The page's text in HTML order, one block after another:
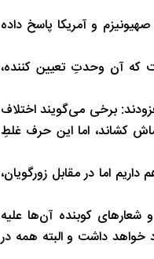
و آمریکا پاسخ داده
که آن وحدتِ تعیین کننده،‌
برخی می‌گویند اختلاف
کشاند،‌ اما این حرف غلطِ‌
اما در مقابل زورگویان،‌
از جمعیت و شعارهای کوبنده آن‌ها علیه
خواهد داشت و البته همه در